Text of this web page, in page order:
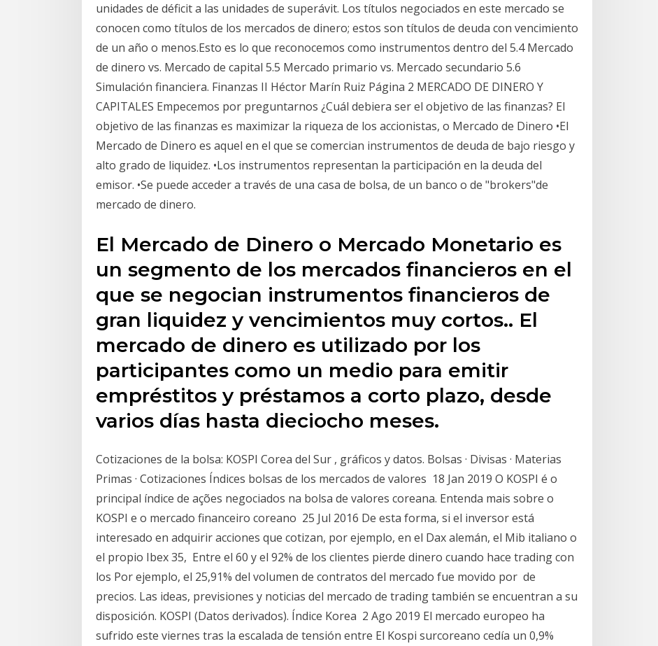
unidades de déficit a las unidades de superávit. Los títulos negociados en este mercado se
conocen como títulos de los mercados de dinero; estos son títulos de deuda con vencimiento
de un año o menos.Esto es lo que reconocemos como instrumentos dentro del 5.4 Mercado
de dinero vs. Mercado de capital 5.5 Mercado primario vs. Mercado secundario 5.6
Simulación financiera. Finanzas II Héctor Marín Ruiz Página 2 MERCADO DE DINERO Y
CAPITALES Empecemos por preguntarnos ¿Cuál debiera ser el objetivo de las finanzas? El
objetivo de las finanzas es maximizar la riqueza de los accionistas, o Mercado de Dinero •El
Mercado de Dinero es aquel en el que se comercian instrumentos de deuda de bajo riesgo y
alto grado de liquidez. •Los instrumentos representan la participación en la deuda del
emisor. •Se puede acceder a través de una casa de bolsa, de un banco o de "brokers"de
mercado de dinero.
El Mercado de Dinero o Mercado Monetario es
un segmento de los mercados financieros en el
que se negocian instrumentos financieros de
gran liquidez y vencimientos muy cortos.. El
mercado de dinero es utilizado por los
participantes como un medio para emitir
empréstitos y préstamos a corto plazo, desde
varios días hasta dieciocho meses.
Cotizaciones de la bolsa: KOSPI Corea del Sur , gráficos y datos. Bolsas · Divisas · Materias
Primas · Cotizaciones Índices bolsas de los mercados de valores 18 Jan 2019 O KOSPI é o
principal índice de ações negociados na bolsa de valores coreana. Entenda mais sobre o
KOSPI e o mercado financeiro coreano 25 Jul 2016 De esta forma, si el inversor está
interesado en adquirir acciones que cotizan, por ejemplo, en el Dax alemán, el Mib italiano o
el propio Ibex 35, Entre el 60 y el 92% de los clientes pierde dinero cuando hace trading con
los Por ejemplo, el 25,91% del volumen de contratos del mercado fue movido por de
precios. Las ideas, previsiones y noticias del mercado de trading también se encuentran a su
disposición. KOSPI (Datos derivados). Índice Korea 2 Ago 2019 El mercado europeo ha
sufrido este viernes tras la escalada de tensión entre El Kospi surcoreano cedía un 0,9%